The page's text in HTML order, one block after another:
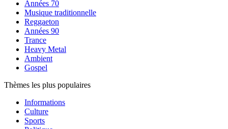
Années 70
Musique traditionnelle
Reggaeton
Années 90
Trance
Heavy Metal
Ambient
Gospel
Thèmes les plus populaires
Informations
Culture
Sports